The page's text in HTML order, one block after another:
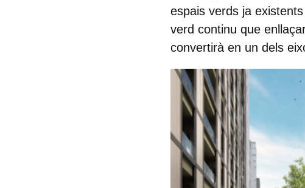
espais verds ja
verd continu que
convertirà en un dels